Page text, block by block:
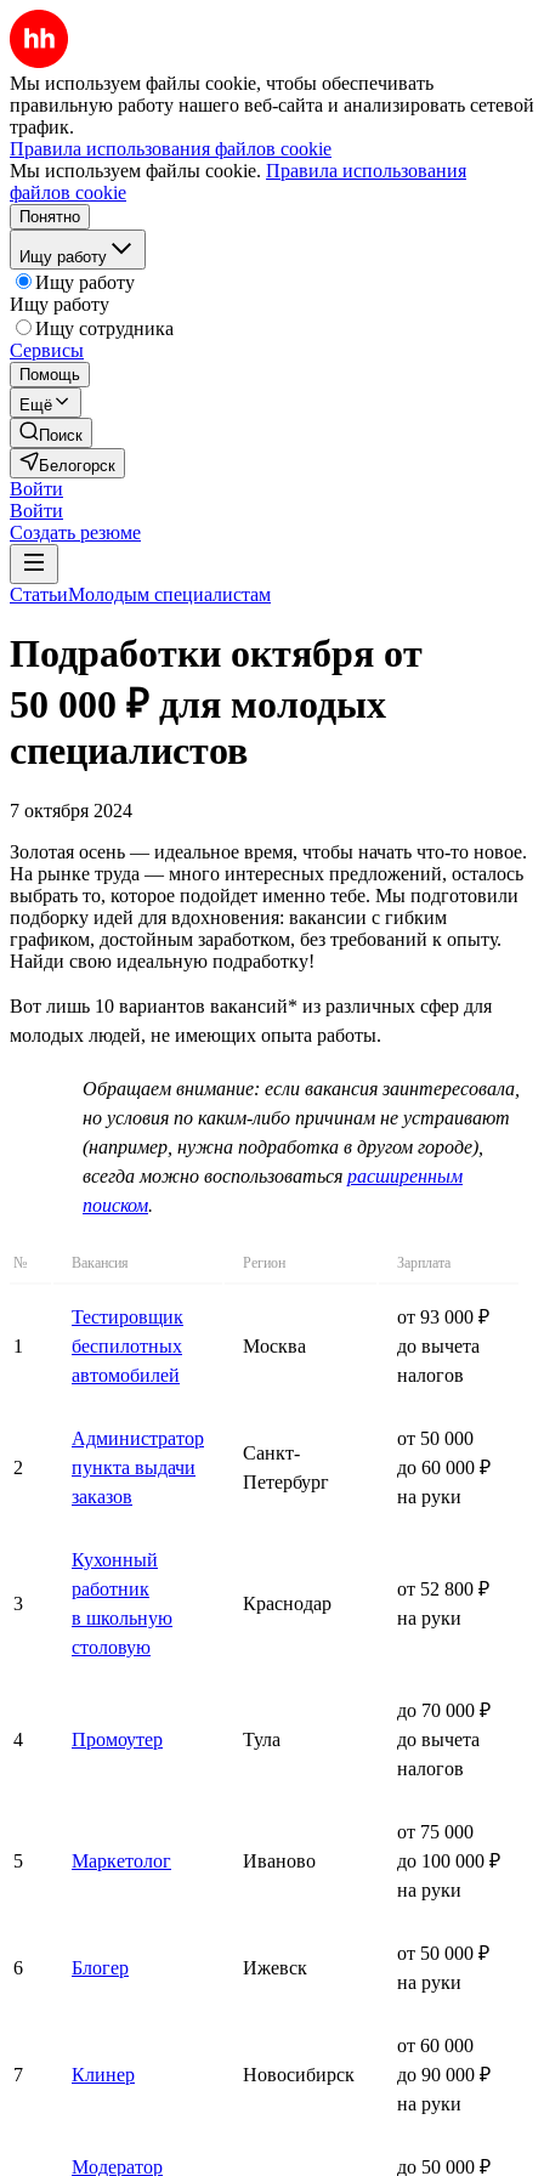
Мы используем файлы cookie, чтобы обеспечивать
правильную работу нашего веб-сайта и анализировать сетевой
трафик.
Правила использования файлов cookie
Мы используем файлы cookie. Правила использования
файлов cookie
Понятно
Ищу работу
Ищу работу
Ищу работу
Ищу сотрудника
Сервисы
Помощь
Ещё
Поиск
Белогорск
Войти
Войти
Создать резюме
СтатьиМолодым специалистам
Подработки октября от
50 000 ₽ для молодых
специалистов
7 октября 2024
Золотая осень — идеальное время, чтобы начать что-то новое.
На рынке труда — много интересных предложений, осталось
выбрать то, которое подойдет именно тебе. Мы подготовили
подборку идей для вдохновения: вакансии с гибким
графиком, достойным заработком, без требований к опыту.
Найди свою идеальную подработку!
Вот лишь 10 вариантов вакансий* из различных сфер для
молодых людей, не имеющих опыта работы.
Обращаем внимание: если вакансия заинтересовала,
но условия по каким-либо причинам не устраивают
(например, нужна подработка в другом городе),
всегда можно воспользоваться расширенным
поиском.
№ Вакансия Регион Зарплата
1
Тестировщик
беспилотных
автомобилей
Москва
от 93 000 ₽
до вычета
налогов
2
Администратор
пункта выдачи
заказов
Санкт-
Петербург
от 50 000
до 60 000 ₽
на руки
3
Кухонный
работник
в школьную
столовую
Краснодар
от 52 800 ₽
на руки
4 Промоутер Тула
до 70 000 ₽
до вычета
налогов
5 Маркетолог Иваново
от 75 000
до 100 000 ₽
на руки
6 Блогер Ижевск
от 50 000 ₽
на руки
7 Клинер Новосибирск
от 60 000
до 90 000 ₽
на руки
Модератор до 50 000 ₽